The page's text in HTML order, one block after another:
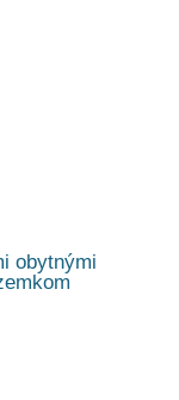
obytnými